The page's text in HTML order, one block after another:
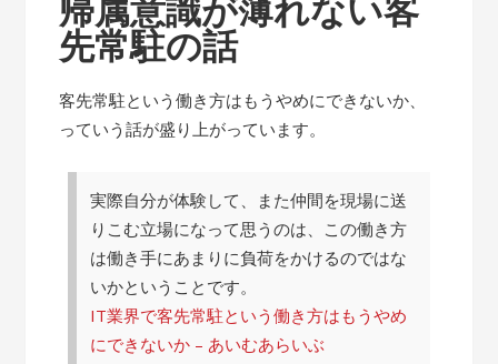
先常駐の話
客先常駐という働き方はもうやめにできないか、
っていう話が盛り上がっています。
実際自分が体験して、また仲間を現場に送
りこむ立場になって思うのは、この働き方
は働き手にあまりに負荷をかけるのではな
いかということです。
IT業界で客先常駐という働き方はもうやめ
にできないか – あいむあらいぶ